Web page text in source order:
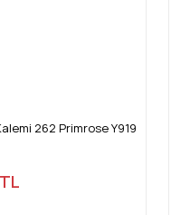
262 Primrose Y919